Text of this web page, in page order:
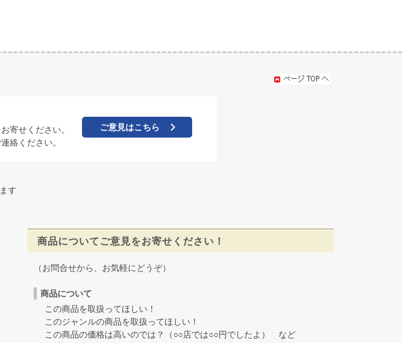
寄せください。
絡ください。
ご意見はこちら
す
商品についてご意見をお寄せください！
（お問合せから、お気軽にどうぞ）
商品について
この商品を取扱ってほしい！
このジャンルの商品を取扱ってほしい！
この商品の価格は高いのでは？（○○店では○○円でしたよ） など